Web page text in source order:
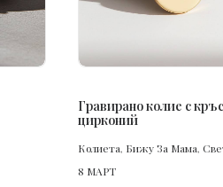
ПОРЪЧАЙ
Гравирано колие с
цирконий
Колиета, Бижу За Мама,
8 МАРТ